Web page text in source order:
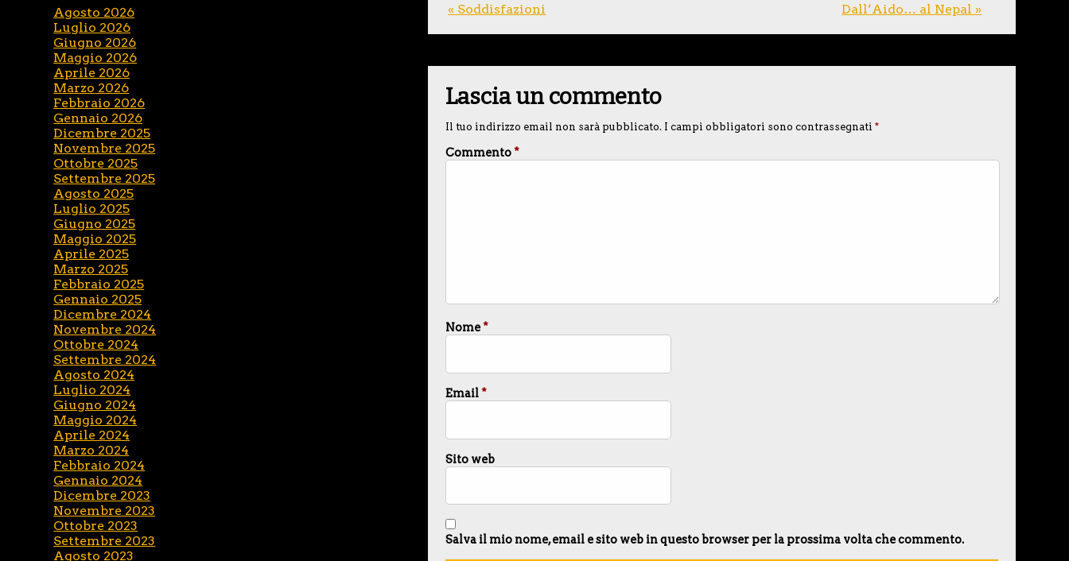
« Soddisfazioni Dall’Aido… al Nepal »
Lascia un commento
Il tuo indirizzo email non sarà pubblicato. I campi obbligatori sono contrassegnati *
Commento*
Nome*
Email*
Sito web
Salva il mio nome, email e sito web in questo browser per la prossima volta che commento.
Agosto 2026
Luglio 2026
Giugno 2026
Maggio 2026
Aprile 2026
Marzo 2026
Febbraio 2026
Gennaio 2026
Dicembre 2025
Novembre 2025
Ottobre 2025
Settembre 2025
Agosto 2025
Luglio 2025
Giugno 2025
Maggio 2025
Aprile 2025
Marzo 2025
Febbraio 2025
Gennaio 2025
Dicembre 2024
Novembre 2024
Ottobre 2024
Settembre 2024
Agosto 2024
Luglio 2024
Giugno 2024
Maggio 2024
Aprile 2024
Marzo 2024
Febbraio 2024
Gennaio 2024
Dicembre 2023
Novembre 2023
Ottobre 2023
Settembre 2023
Agosto 2023